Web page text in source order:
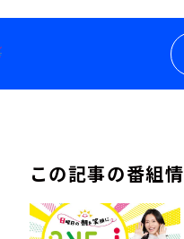
この記事の番組